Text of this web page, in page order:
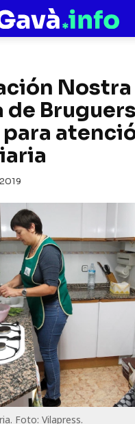
Nostra
de
Foto: Vilapress.